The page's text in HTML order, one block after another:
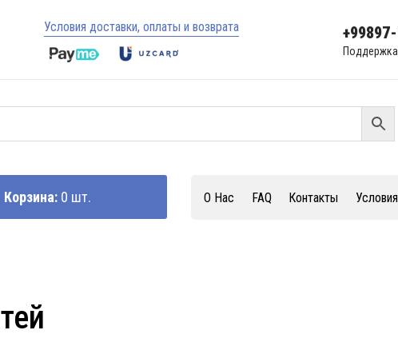
Условия доставки, оплаты и возврата
Корзина: 0 шт. О Нас FAQ Контакты